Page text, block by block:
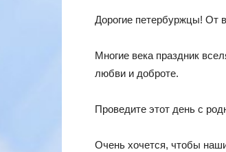
Дорогие петербуржцы! От
Многие века праздник
любви и доброте.
Проведите этот день с
Очень хочется, чтобы